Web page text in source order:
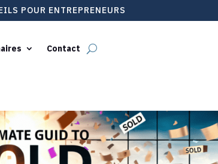
POUR ENTREPRENEURS
Contact